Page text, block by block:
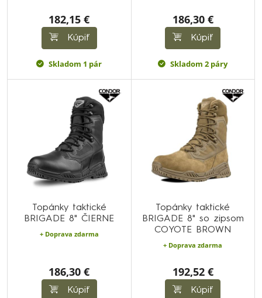
182,15 €
Kúpiť
Skladom 1 pár
186,30 €
Kúpiť
Skladom 2 páry
Topánky taktické
BRIGADE 8" ČIERNE
+ Doprava zdarma
186,30 €
Kúpiť
Topánky taktické
BRIGADE 8" so zipsom
COYOTE BROWN
+ Doprava zdarma
192,52 €
Kúpiť